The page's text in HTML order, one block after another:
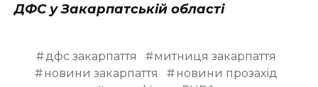
ДФС у Закарпатській області
дфс закарпаття
митниця закарпаття
новини закарпаття
новини прозахід